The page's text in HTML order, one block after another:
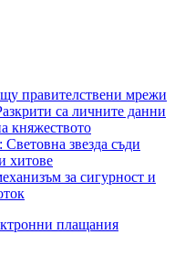
правителствени мрежи
са личните данни
княжеството
звезда съди
хитове
за сигурност и
плащания